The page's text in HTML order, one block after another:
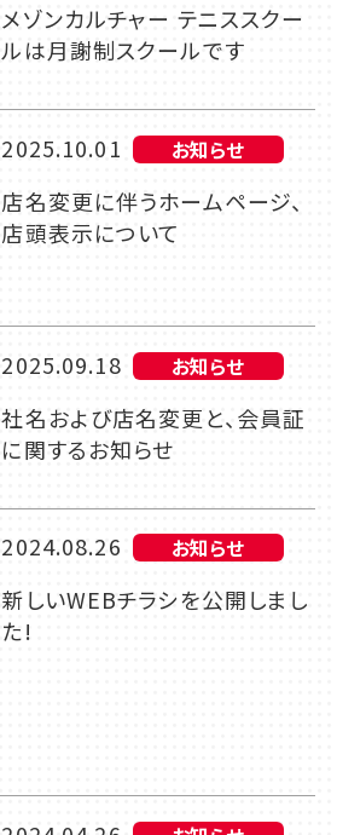
メゾンカルチャー テニススクー
ルは月謝制スクールです
2025.10.01 お知らせ
店名変更に伴うホームページ、
店頭表示について
2025.09.18 お知らせ
社名および店名変更と、会員証
に関するお知らせ
2024.08.26 お知らせ
新しいWEBチラシを公開しまし
た!